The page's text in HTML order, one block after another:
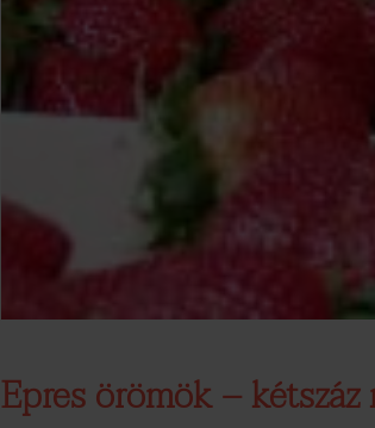
Epres örömök – kétszáz